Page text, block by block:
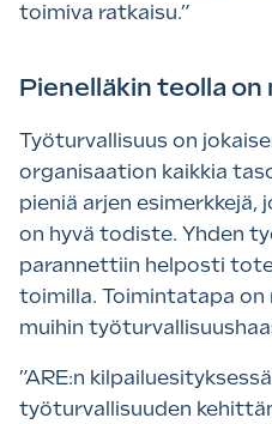
toimiva ratkaisu.”
Pienelläkin teolla
Työturvallisuus on
organisaation kaikkia
pieniä arjen esimerkkejä,
on hyvä todiste. Yhden
parannettiin helposti
toimilla. Toimintatapa on
muihin
”ARE:n
työturvallisuuden